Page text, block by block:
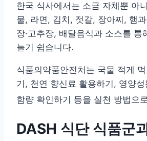
한국 식사에서는 소금 자체뿐 아
물, 라면, 김치, 젓갈, 장아찌, 햄
장·고추장, 배달음식과 소스를 통
늘기 쉽습니다.
식품의약품안전처는 국물 적게
기, 천연 향신료 활용하기, 영양
함량 확인하기 등을 실천 방법으
DASH 식단 식품군